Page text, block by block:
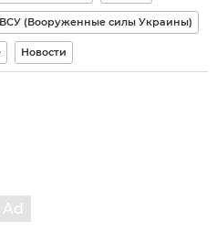
ВСУ (Вооруженные силы Украины)
Новости